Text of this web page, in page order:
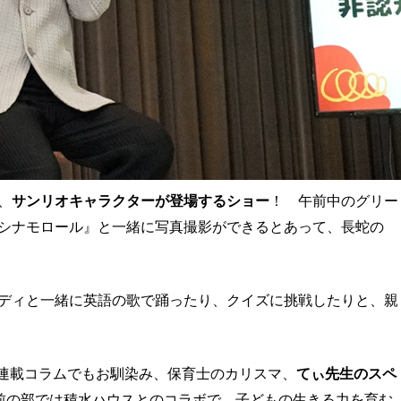
サンリオキャラクターが登場するショー ！ 午前中のグリー
ナモロール』と一緒に写真撮影ができるとあって、長蛇の
ィと一緒に英語の歌で踊ったり、クイズに挑戦したりと、親
コラムでもお馴染み、保育士のカリスマ、 てぃ先生のスペ